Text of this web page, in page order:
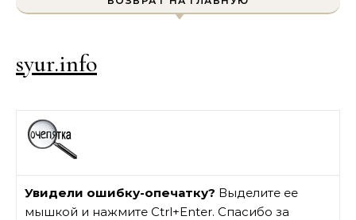
syur.info
Увидели ошибку-опечатку? Выделите ее
мышкой и нажмите Ctrl+Enter. Спасибо за